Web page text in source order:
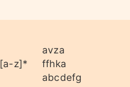
[a-z]*
avza
ffhka
abcdefg